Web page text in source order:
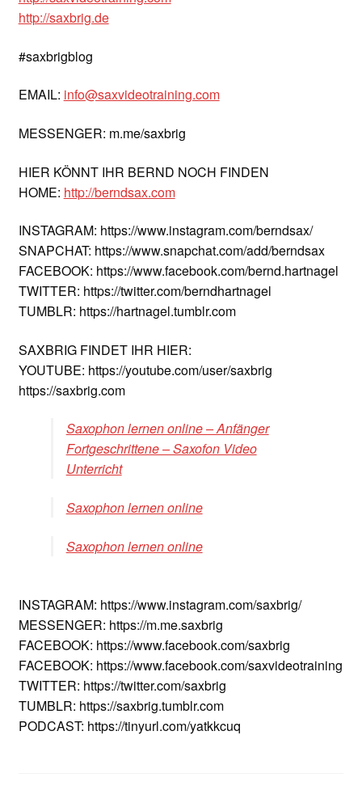
http://saxbrig.de
#saxbrigblog
EMAIL: info@saxvideotraining.com
MESSENGER: m.me/saxbrig
HIER KÖNNT IHR BERND NOCH FINDEN
HOME: http://berndsax.com
INSTAGRAM: https://www.instagram.com/berndsax/
SNAPCHAT: https://www.snapchat.com/add/berndsax
FACEBOOK: https://www.facebook.com/bernd.hartnagel
TWITTER: https://twitter.com/berndhartnagel
TUMBLR: https://hartnagel.tumblr.com
SAXBRIG FINDET IHR HIER:
YOUTUBE: https://youtube.com/user/saxbrig
https://saxbrig.com
Saxophon lernen online – Anfänger
Fortgeschrittene – Saxofon Video
Unterricht
Saxophon lernen online
Saxophon lernen online
INSTAGRAM: https://www.instagram.com/saxbrig/
MESSENGER: https://m.me.saxbrig
FACEBOOK: https://www.facebook.com/saxbrig
FACEBOOK: https://www.facebook.com/saxvideotraining
TWITTER: https://twitter.com/saxbrig
TUMBLR: https://saxbrig.tumblr.com
PODCAST: https://tinyurl.com/yatkkcuq